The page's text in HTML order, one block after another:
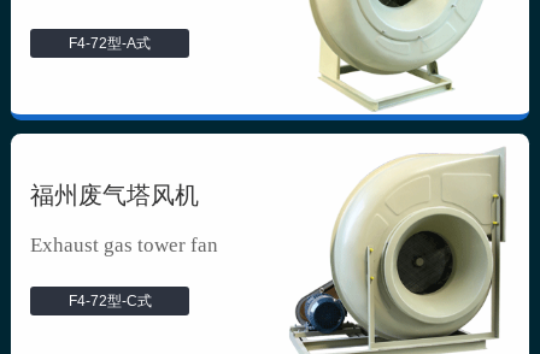
F4-72型-A式
福州废气塔风机
Exhaust gas tower fan
F4-72型-C式